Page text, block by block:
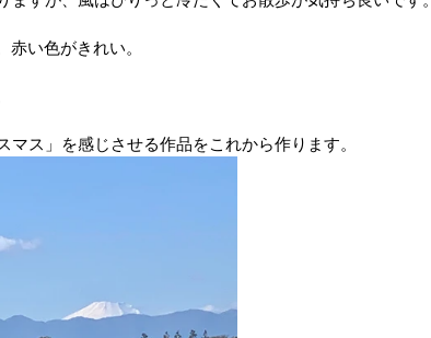
い色がきれい。
ス」を感じさせる作品をこれから作ります。